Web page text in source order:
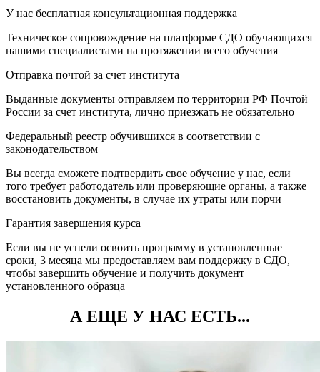
У нас бесплатная консультационная поддержка
Техническое сопровождение на платформе СДО обучающихся
нашими специалистами на протяжении всего обучения
Отправка почтой за счет института
Выданные документы отправляем по территории РФ Почтой
России за счет института, лично приезжать не обязательно
Федеральный реестр обучившихся в соответствии с
законодательством
Вы всегда сможете подтвердить свое обучение у нас, если
того требует работодатель или проверяющие органы, а также
восстановить документы, в случае их утраты или порчи
Гарантия завершения курса
Если вы не успели освоить программу в установленные
сроки, 3 месяца мы предоставляем вам поддержку в СДО,
чтобы завершить обучение и получить документ
установленного образца
А ЕЩЕ У НАС ЕСТЬ...